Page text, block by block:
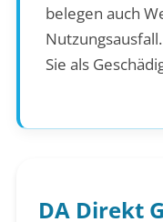
belegen auch
Sie als
DA Direkt